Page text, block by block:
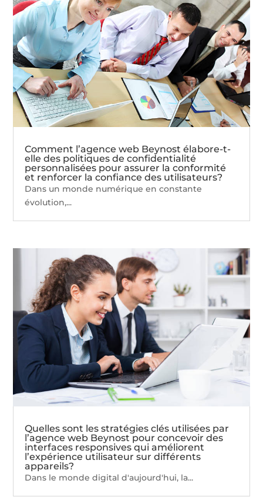
Comment l’agence web Beynost élabore-t-
elle des politiques de confidentialité
personnalisées pour assurer la conformité
et renforcer la confiance des utilisateurs?
Dans un monde numérique en constante
évolution,...
Quelles sont les stratégies clés utilisées par
l’agence web Beynost pour concevoir des
interfaces responsives qui améliorent
l’expérience utilisateur sur différents
appareils?
Dans le monde digital d'aujourd'hui, la...